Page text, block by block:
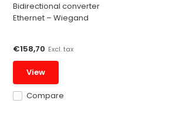
Bidirectional converter
Ethernet – Wiegand
Compare
€158,70 Excl. tax
View